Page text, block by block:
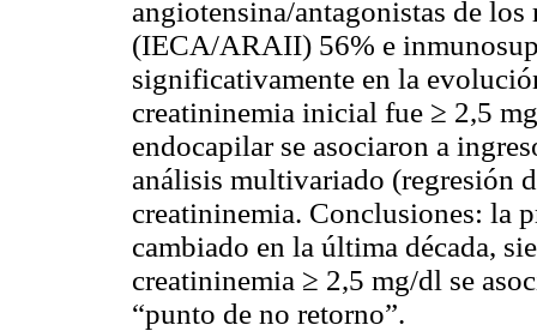
angiotensina/antagonistas de
(IECA/ARAII) 56% e
significativamente en la
creatininemia inicial fue ≥ 2,5
endocapilar se asociaron a
análisis multivariado (regresión
creatininemia. Conclusiones: la
cambiado en la última década,
creatininemia ≥ 2,5 mg/dl se
“punto de no retorno”.